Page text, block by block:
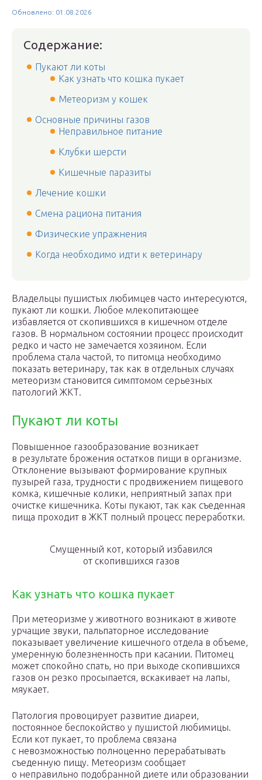
Обновлено: 01.08.2026
Содержание:
Пукают ли коты
Как узнать что кошка пукает
Метеоризм у кошек
Основные причины газов
Неправильное питание
Клубки шерсти
Кишечные паразиты
Лечение кошки
Смена рациона питания
Физические упражнения
Когда необходимо идти к ветеринару
Владельцы пушистых любимцев часто интересуются,
пукают ли кошки. Любое млекопитающее
избавляется от скопившихся в кишечном отделе
газов. В нормальном состоянии процесс происходит
редко и часто не замечается хозяином. Если
проблема стала частой, то питомца необходимо
показать ветеринару, так как в отдельных случаях
метеоризм становится симптомом серьезных
патологий ЖКТ.
Пукают ли коты
Повышенное газообразование возникает
в результате брожения остатков пищи в организме.
Отклонение вызывают формирование крупных
пузырей газа, трудности с продвижением пищевого
комка, кишечные колики, неприятный запах при
очистке кишечника. Коты пукают, так как съеденная
пища проходит в ЖКТ полный процесс переработки.
Смущенный кот, который избавился
от скопившихся газов
Как узнать что кошка пукает
При метеоризме у животного возникают в животе
урчащие звуки, пальпаторное исследование
показывает увеличение кишечного отдела в объеме,
умеренную болезненность при касании. Питомец
может спокойно спать, но при выходе скопившихся
газов он резко просыпается, вскакивает на лапы,
мяукает.
Патология провоцирует развитие диареи,
постоянное беспокойство у пушистой любимицы.
Если кот пукает, то проблема связана
с невозможностью полноценно перерабатывать
съеденную пищу. Метеоризм сообщает
о неправильно подобранной диете или образовании